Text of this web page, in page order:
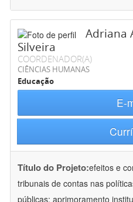
Adriana
Silveira
COORDENADOR(A)
CIÊNCIAS HUMANAS
Educação
E-
Título do Projeto:efeitos e
tribunais de contas nas
públicas: aprimoramento